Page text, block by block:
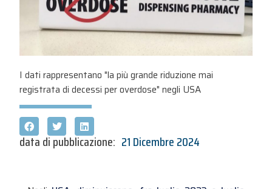
I dati rappresentano "la più grande riduzione mai
registrata di decessi per overdose" negli USA
data di pubblicazione: 21 Dicembre 2024